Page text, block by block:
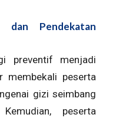
Pendekatan
preventif menjadi
membekali peserta
gizi seimbang
peserta